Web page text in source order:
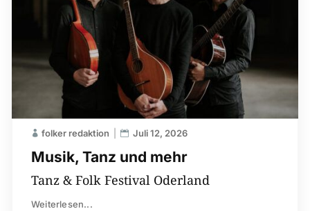
Musik, Tanz und mehr
folker redaktion Juli 12, 2026
Tanz & Folk Festival Oderland
Weiterlesen...